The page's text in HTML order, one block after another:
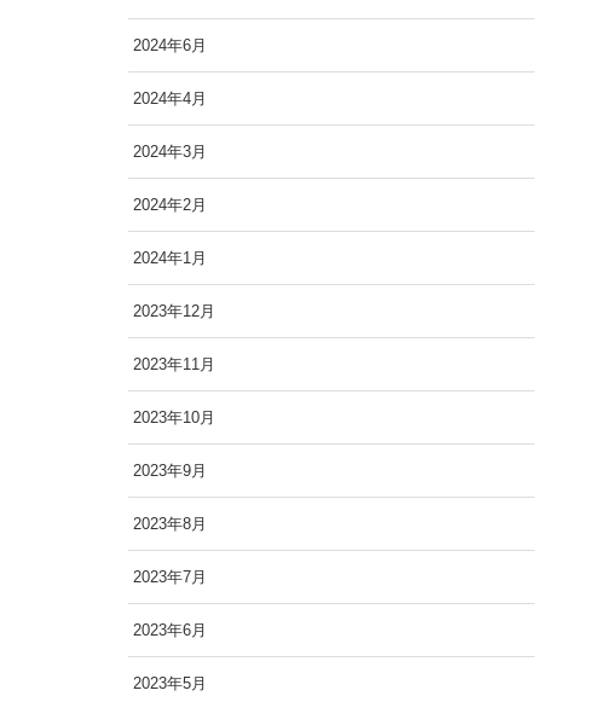
2024年6月
2024年4月
2024年3月
2024年2月
2024年1月
2023年12月
2023年11月
2023年10月
2023年9月
2023年8月
2023年7月
2023年6月
2023年5月